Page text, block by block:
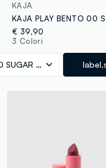
KAJA
€ 39,90
3 Colori
SUGAR COOKIE